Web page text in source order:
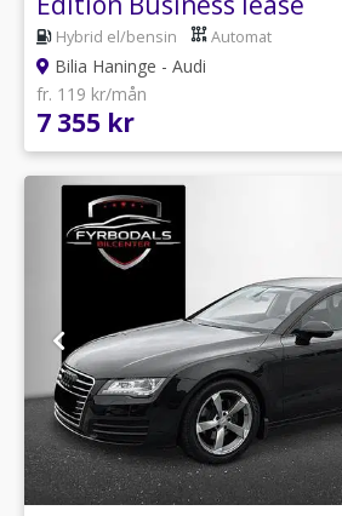
Hybrid el/bensin Automat
Bilia Haninge - Audi
fr. 119 kr/mån
7 355 kr